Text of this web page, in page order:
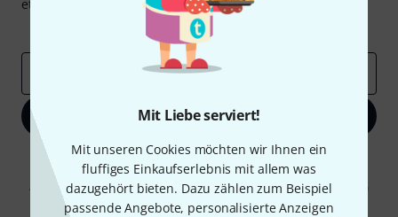
Mit Liebe serviert!
Mit unseren Cookies möchten wir Ihnen ein
fluffiges Einkaufserlebnis mit allem was
dazugehört bieten. Dazu zählen zum Beispiel
passende Angebote, personalisierte Anzeigen
etwas Glück einen von 50 Gutscheinenüber jeweils
Jetzt anmelden
Mit Klick auf „Jetzt anmelden“ stimmen Sie dem Erhalt von E-Mail-
Werbung und einer Messung des E-Mail-Nutzungsverhaltens zu. Die
Abmeldung ist jederzeit möglich. Weitere Informationen finden Sie in
unseren
Datenschutzhinweisen